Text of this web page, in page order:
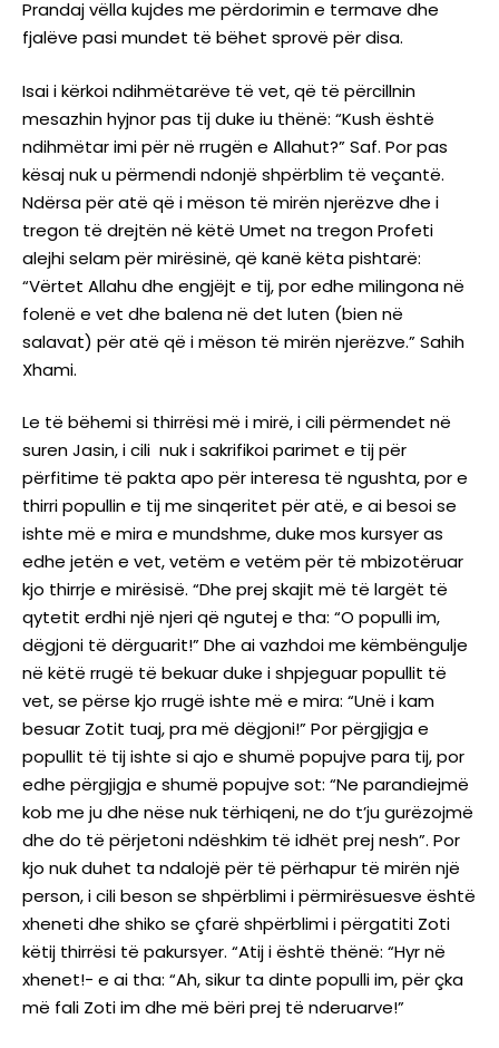
Prandaj vëlla kujdes me përdorimin e termave dhe
fjalëve pasi mundet të bëhet sprovë për disa.
Isai i kërkoi ndihmëtarëve të vet, që të përcillnin
mesazhin hyjnor pas tij duke iu thënë: “Kush është
ndihmëtar imi për në rrugën e Allahut?” Saf. Por pas
kësaj nuk u përmendi ndonjë shpërblim të veçantë.
Ndërsa për atë që i mëson të mirën njerëzve dhe i
tregon të drejtën në këtë Umet na tregon Profeti
alejhi selam për mirësinë, që kanë këta pishtarë:
“Vërtet Allahu dhe engjëjt e tij, por edhe milingona në
folenë e vet dhe balena në det luten (bien në
salavat) për atë që i mëson të mirën njerëzve.” Sahih
Xhami.
Le të bëhemi si thirrësi më i mirë, i cili përmendet në
suren Jasin, i cili nuk i sakrifikoi parimet e tij për
përfitime të pakta apo për interesa të ngushta, por e
thirri popullin e tij me sinqeritet për atë, e ai besoi se
ishte më e mira e mundshme, duke mos kursyer as
edhe jetën e vet, vetëm e vetëm për të mbizotëruar
kjo thirrje e mirësisë. “Dhe prej skajit më të largët të
qytetit erdhi një njeri që ngutej e tha: “O populli im,
dëgjoni të dërguarit!” Dhe ai vazhdoi me këmbëngulje
në këtë rrugë të bekuar duke i shpjeguar popullit të
vet, se përse kjo rrugë ishte më e mira: “Unë i kam
besuar Zotit tuaj, pra më dëgjoni!” Por përgjigja e
popullit të tij ishte si ajo e shumë popujve para tij, por
edhe përgjigja e shumë popujve sot: “Ne parandiejmë
kob me ju dhe nëse nuk tërhiqeni, ne do t’ju gurëzojmë
dhe do të përjetoni ndëshkim të idhët prej nesh”. Por
kjo nuk duhet ta ndalojë për të përhapur të mirën një
person, i cili beson se shpërblimi i përmirësuesve është
xheneti dhe shiko se çfarë shpërblimi i përgatiti Zoti
këtij thirrësi të pakursyer. “Atij i është thënë: “Hyr në
xhenet!- e ai tha: “Ah, sikur ta dinte populli im, për çka
më fali Zoti im dhe më bëri prej të nderuarve!”